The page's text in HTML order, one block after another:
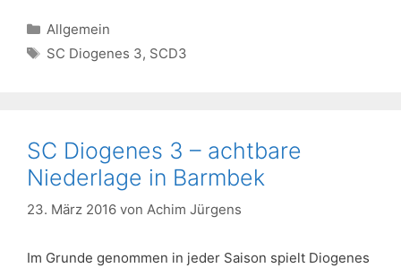
Kategorien
Allgemein
Schlagwörter
SC Diogenes 3, SCD3
SC Diogenes 3 – achtbare
Niederlage in Barmbek
23. März 2016 von Achim Jürgens
Im Grunde genommen in jeder Saison spielt Diogenes